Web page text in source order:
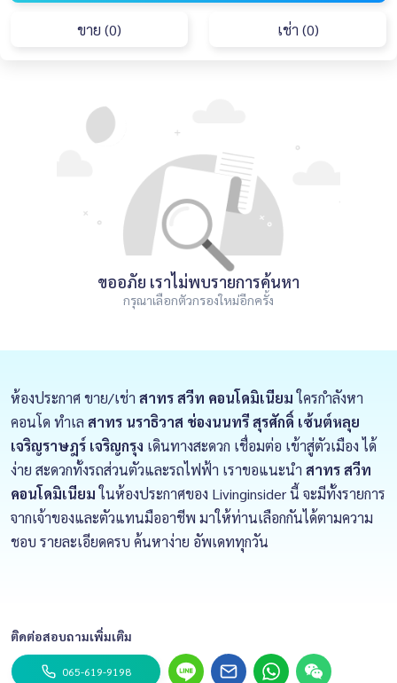
ขาย (0) เช่า (0)
ขออภัย เราไม่พบรายการค้นหา
กรุณาเลือกตัวกรองใหม่อีกครั้ง
ห้องประกาศ ขาย/เช่า สาทร สวีท คอนโดมิเนียมใครกำลังหา
คอนโด ทำเล สาทร นราธิวาส ช่องนนทรี สุรศักดิ์ เซ้นต์หลุย
เจริญราษฎร์ เจริญกรุง เดินทางสะดวก เชื่อมต่อ เข้าสู่ตัวเมือง ได้
ง่าย สะดวกทั้งรถส่วนตัวและรถไฟฟ้า เราขอแนะนำ สาทร สวีท
คอนโดมิเนียมในห้องประกาศของ Livinginsider นี้ จะมีทั้งรายการ
จากเจ้าของและตัวแทนมืออาชีพ มาให้ท่านเลือกกันได้ตามความ
ชอบ รายละเอียดครบ ค้นหาง่าย อัพเดททุกวัน
ติดต่อสอบถามเพิ่มเติม
065-619-9198